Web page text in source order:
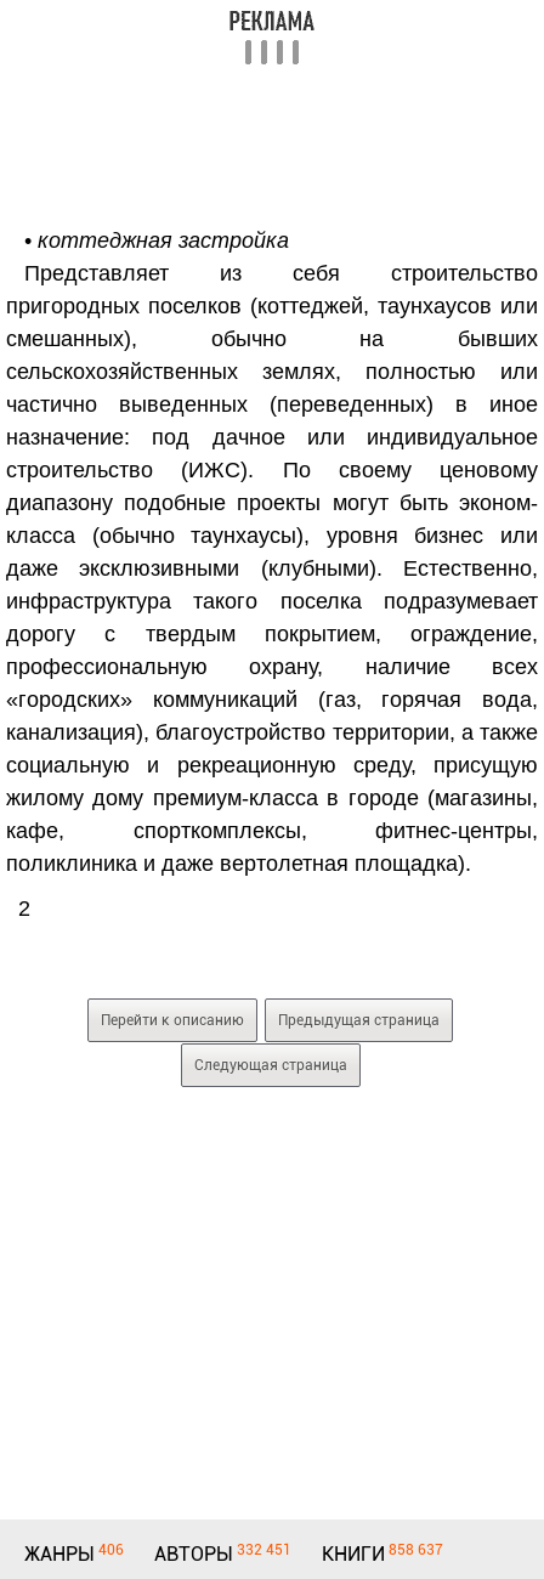
• коттеджная застройка
Представляет из себя строительство
пригородных поселков (коттеджей, таунхаусов или
смешанных), обычно на бывших
сельскохозяйственных землях, полностью или
частично выведенных (переведенных) в иное
назначение: под дачное или индивидуальное
строительство (ИЖС). По своему ценовому
диапазону подобные проекты могут быть эконом-
класса (обычно таунхаусы), уровня бизнес или
даже эксклюзивными (клубными). Естественно,
инфраструктура такого поселка подразумевает
дорогу с твердым покрытием, ограждение,
профессиональную охрану, наличие всех
«городских» коммуникаций (газ, горячая вода,
канализация), благоустройство территории, а также
социальную и рекреационную среду, присущую
жилому дому премиум-класса в городе (магазины,
кафе, спорткомплексы, фитнес-центры,
поликлиника и даже вертолетная площадка).
2
Перейти к описанию Предыдущая страница
Следующая страница
ЖАНРЫ 406 АВТОРЫ 332 451 КНИГИ 858 637